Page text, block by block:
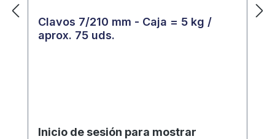
Clavos 7/210 mm - Caja = 5 kg /
aprox. 75 uds.
Inicio de sesión para mostrar